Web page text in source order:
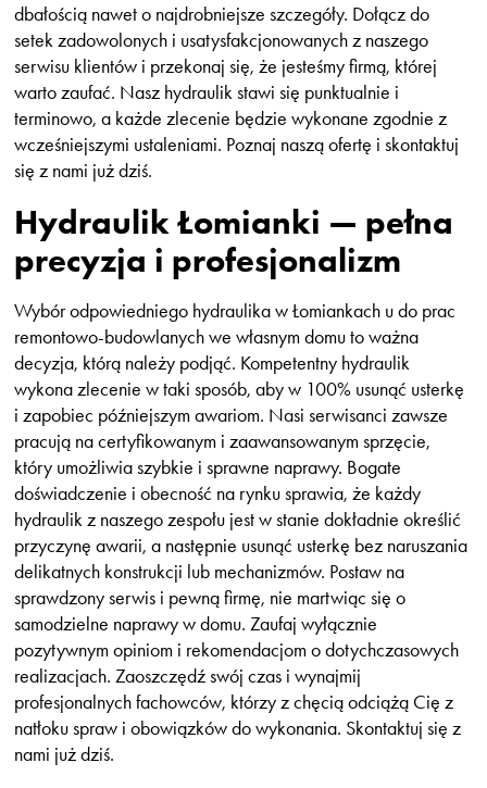
dbałością nawet o najdrobniejsze szczegóły. Dołącz do
setek zadowolonych i usatysfakcjonowanych z naszego
serwisu klientów i przekonaj się, że jesteśmy firmą, której
warto zaufać. Nasz hydraulik stawi się punktualnie i
terminowo, a każde zlecenie będzie wykonane zgodnie z
wcześniejszymi ustaleniami. Poznaj naszą ofertę i skontaktuj
się z nami już dziś.
Hydraulik Łomianki — pełna
precyzja i profesjonalizm
Wybór odpowiedniego hydraulika w Łomiankach u do prac
remontowo-budowlanych we własnym domu to ważna
decyzja, którą należy podjąć. Kompetentny hydraulik
wykona zlecenie w taki sposób, aby w 100% usunąć usterkę
i zapobiec późniejszym awariom. Nasi serwisanci zawsze
pracują na certyfikowanym i zaawansowanym sprzęcie,
który umożliwia szybkie i sprawne naprawy. Bogate
doświadczenie i obecność na rynku sprawia, że każdy
hydraulik z naszego zespołu jest w stanie dokładnie określić
przyczynę awarii, a następnie usunąć usterkę bez naruszania
delikatnych konstrukcji lub mechanizmów. Postaw na
sprawdzony serwis i pewną firmę, nie martwiąc się o
samodzielne naprawy w domu. Zaufaj wyłącznie
pozytywnym opiniom i rekomendacjom o dotychczasowych
realizacjach. Zaoszczędź swój czas i wynajmij
profesjonalnych fachowców, którzy z chęcią odciążą Cię z
natłoku spraw i obowiązków do wykonania. Skontaktuj się z
nami już dziś.